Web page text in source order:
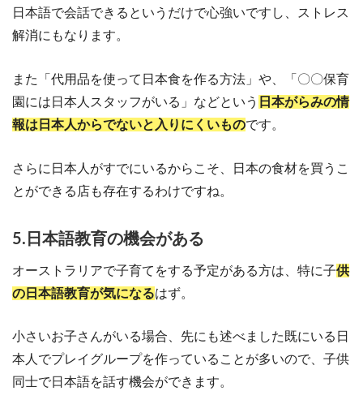
日本語で会話できるというだけで心強いですし、ストレス
解消にもなります。
また「代用品を使って日本食を作る方法」や、「〇〇保育
園には日本人スタッフがいる」などという 日本がらみの情
報は日本人からでないと入りにくいものです。
さらに日本人がすでにいるからこそ、日本の食材を買うこ
とができる店も存在するわけですね。
5.日本語教育の機会がある
オーストラリアで子育てをする予定がある方は、特に子供
の日本語教育が気になるはず。
小さいお子さんがいる場合、先にも述べました既にいる日
本人でプレイグループを作っていることが多いので、子供
同士で日本語を話す機会ができます。